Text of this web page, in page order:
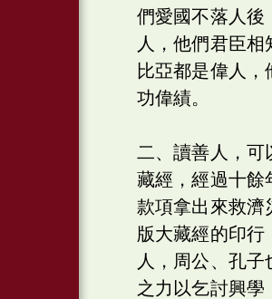
們愛國不落人後
人，他們君臣
比亞都是偉人
功偉績。
二、讀善人，可
藏經，經過十餘
款項拿出來救濟
版大藏經的印行
人，周公、孔
之力以乞討興